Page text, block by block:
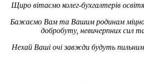
Щиро вітаємо колег-бухгалтерів
Бажаємо Вам та Вашим родинам
добробуту, невичерпних сил
Нехай Ваші очі завжди будуть